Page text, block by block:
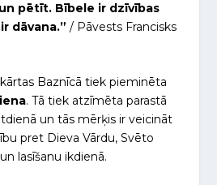
pētīt. Bībele ir dzīvības
dāvana.” / Pāvests Francisks
Baznīcā tiek pieminēta
. Tā tiek atzīmēta parastā
un tās mērķis ir veicināt
pret Dieva Vārdu, Svēto
lasīšanu ikdienā.